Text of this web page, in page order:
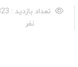
تعداد بازدید : 823
نفر